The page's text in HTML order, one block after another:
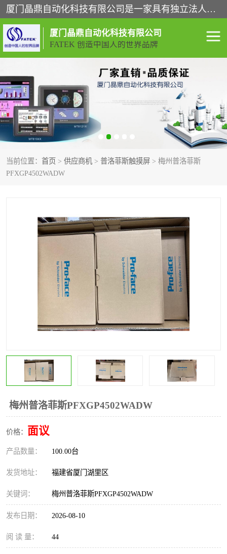
厦门晶鼎自动化科技有限公司是一家具有独立法人资格的高新技术企业；代理销售的产品有台湾威纶触摸屏，魏德米勒全系列，永宏触摸屏,威纶触摸屏,台湾威纶weinview触摸屏,台湾永宏PLC，FATEK,永宏伺服,图儿克总线，施耐德，欧姆龙，西门子，富士变频，K&N蓝系列， BUSSMANN，松下变频器，丹佛斯变频器等。
厦门晶鼎自动化科技有限公司
FATEK 创造中国人的世界品牌
当前位置： 首页 > 供应商机 > 普洛菲斯触摸屏 > 梅州普洛菲斯
PFXGP4502WADW
梅州普洛菲斯PFXGP4502WADW
价格： 面议
产品数量： 100.00台
发货地址： 福建省厦门湖里区
关键词： 梅州普洛菲斯PFXGP4502WADW
发布日期： 2026-08-10
阅 读 量： 44
闽台永宏PLC WEINVIEW闽台威纶触摸
正弦变频器正弦伺服 魏德米勒接线端子
ABB电流开关 魏德米勒电源
丹佛斯变频器 MOXA通讯模块
安士能开关
普洛菲斯触摸屏